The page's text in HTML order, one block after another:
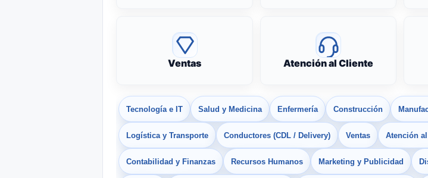
Ventas Atención al Cliente
Tecnología e IT Salud y Medicina Enfermería Construcción
Logística y Transporte Conductores (CDL / Delivery) Ventas Atención
Contabilidad y Finanzas Recursos Humanos Marketing y Publicidad